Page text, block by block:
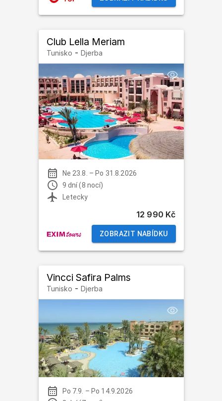
Club Lella Meriam
Tunisko - Djerba
Ne 23.8. – Po 31.8.2026
9 dní (8 nocí)
Letecky
12 990 Kč
ZOBRAZIT NABÍDKU
Vincci Safira Palms
Tunisko - Djerba
Po 7.9. – Po 14.9.2026